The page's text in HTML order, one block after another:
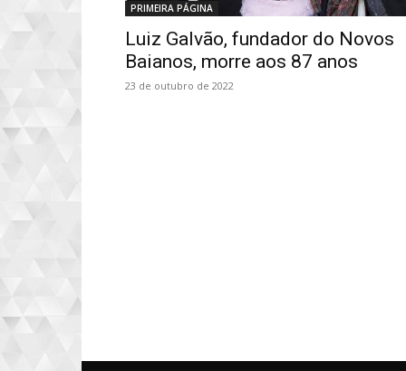
PRIMEIRA PÁGINA
Luiz Galvão, fundador do Novos
Baianos, morre aos 87 anos
23 de outubro de 2022